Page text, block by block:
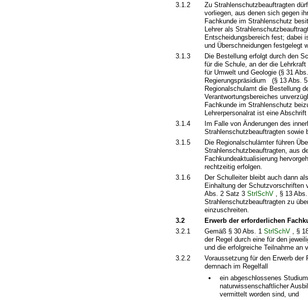
3.1.2
Zu Strahlenschutzbeauftragten
vorliegen, aus denen sich gegen
Fachkunde im Strahlenschutz
Lehrer als
Entscheidungsbereich fest; dabei
und Überschneidungen festgelegt
3.1.3
Die Bestellung erfolgt durch den
für die Schule, an der die
für Umwelt und Geologie (§ 31
Regierungspräsidium (§ 13 Abs.
Regionalschulamt die Bestellung
Verantwortungsbereiches
Fachkunde im Strahlenschutz
Lehrerpersonalrat ist eine Abschrift
3.1.4
Im Falle von Änderungen des
Strahlenschutzbeauftragten sowie
3.1.5
Die Regionalschulämter führen
Strahlenschutzbeauftragten, aus
Fachkundeaktualisierung
rechtzeitig erfolgen.
3.1.6
Der Schulleiter bleibt auch dann
Einhaltung der Schutzvorschriften
Abs. 2 Satz 3StrlSchV
, § 13
Strahlenschutzbeauftragten zu
einzuschreiten.
3.2
Erwerb der erforderlichen
3.2.1
Gemäß § 30 Abs. 1StrlSchV
, §
der Regel durch eine für den
und die erfolgreiche Teilnahme an
3.2.2
Voraussetzung für den Erwerb
demnach im Regelfall
ein abgeschlossenes
naturwissenschaftlicher
vermittelt worden sind, und